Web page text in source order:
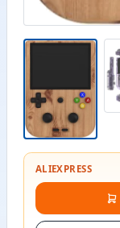
ALIEXPRESS